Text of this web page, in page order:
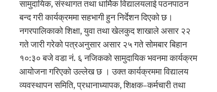
सामुदायिक, संस्थागत तथा धार्मिक विद्यालयलाई पठनपाठन
बन्द गरी कार्यक्रममा सहभागी हुन निर्देशन दिएको छ।
नगरपालिकाको शिक्षा, युवा तथा खेलकुद शाखाले असार २२
गते जारी गरेको पत्रअनुसार असार २५ गते सोमबार बिहान
१०:३० बजे वडा नं. ६ नजिकको सामुदायिक भवनमा कार्यक्रम
आयोजना गरिएको उल्लेख छ । उक्त कार्यक्रममा विद्यालय
व्यवस्थापन समिति, प्रधानाध्यापक, शिक्षक–कर्मचारी तथा